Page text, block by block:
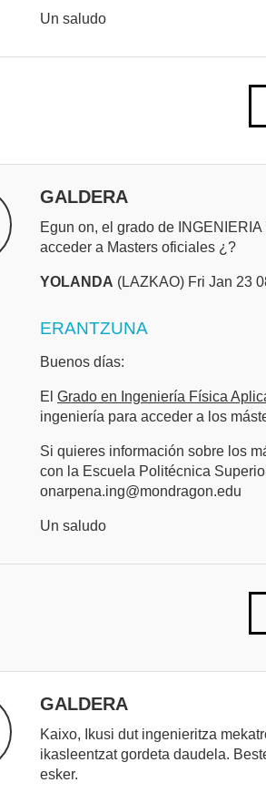
Un saludo
GALDERA
Egun on, el grado de
acceder a Masters oficiales ¿?
YOLANDA (LAZKAO) Fri Jan 23
ERANTZUNA
Buenos días:
El Grado en Ingeniería Física
ingeniería para acceder a los
Si quieres información sobre los
con la Escuela Politécnica
onarpena.ing@mondragon.edu
Un saludo
GALDERA
Kaixo, Ikusi dut ingenieritza
ikasleentzat gordeta daudela.
esker.